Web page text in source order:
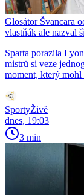
Glosátor Švancara
vlastňák ale nazval
Sparta porazila
mistrů si veze
moment, který mohl
SportyŽivě
dnes, 19:03
3 min